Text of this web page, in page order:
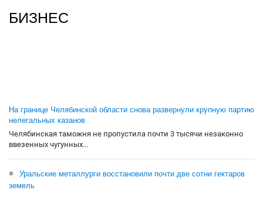
БИЗНЕС
На границе Челябинской области снова развернули крупную партию
нелегальных казанов
Челябинская таможня не пропустила почти 3 тысячи незаконно
ввезенных чугунных...
Уральские металлурги восстановили почти две сотни гектаров
земель